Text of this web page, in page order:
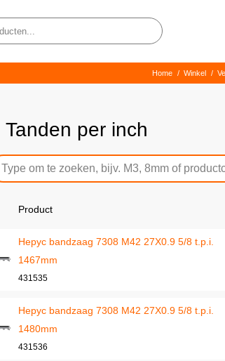
Home / Winkel /
Tanden per inch
Product
Hepyc bandzaag 7308 M42 27X0.9 5/8 t.p.i.
1467mm
431535
Hepyc bandzaag 7308 M42 27X0.9 5/8 t.p.i.
1480mm
431536